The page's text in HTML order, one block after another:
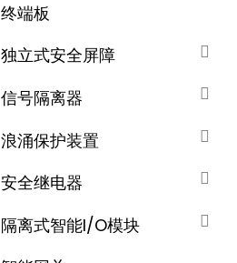
终端板
独立式安全屏障
信号隔离器
浪涌保护装置
安全继电器
隔离式智能I/O模块